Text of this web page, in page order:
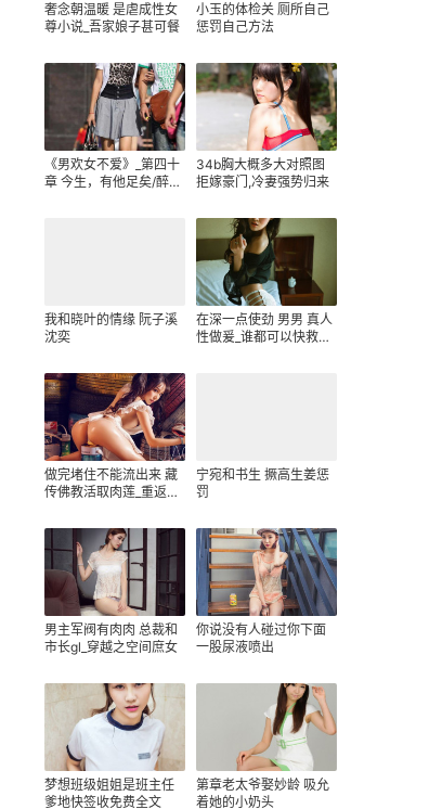
奢念朝温暖 是虐成性女
尊小说_吾家娘子甚可餐
小玉的体检关 厕所自己
惩罚自己方法
《男欢女不爱》_第四十
章 今生，有他足矣/醉樱
34b胸大概多大对照图
拒嫁豪门,冷妻强势归来
我和晓叶的情缘 阮子溪
沈奕
在深一点使劲 男男 真人
性做爰_谁都可以快救救
做完堵住不能流出来 藏
传佛教活取肉莲_重返校
宁宛和书生 撅高生姜惩
罚
男主军阀有肉肉 总裁和
市长gl_穿越之空间庶女
你说没有人碰过你下面
一股尿液喷出
梦想班级姐姐是班主任
爹地快签收免费全文
第章老太爷娶妙龄 吸允
着她的小奶头